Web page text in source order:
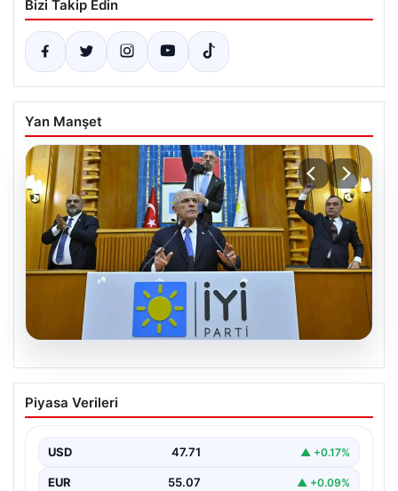
Bizi Takip Edin
Yan Manşet
06.08.2026
İYİ Parti’den ‘çerçeve yasa’ teklifi için
Anayasa Komisyonuna başvuru
Piyasa Verileri
USD 47.71 ▲ +0.17%
EUR 55.07 ▲ +0.09%